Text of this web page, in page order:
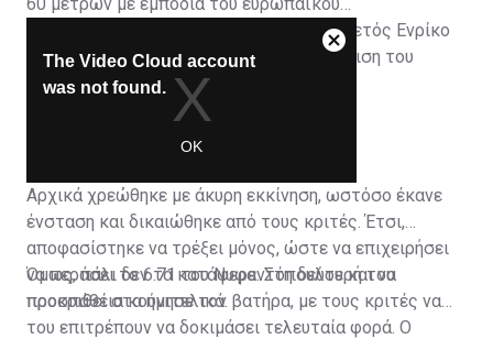
πρωταθλήματος κλειστού στίβου. Ο Ελβετός Ενρίκο
Γκούντερτ, ο οποίος απείλησε την πρόκριση του
Νυφαντόπουλου, δεν κατάφερε να έχει
χρονομετρημένο χρόνο.
Αρχικά χρεώθηκε με άκυρη εκκίνηση, ωστόσο έκανε
ένσταση και δικαιώθηκε από τους κριτές. Έτσι,
αποφασίστηκε να τρέξει μόνος, ώστε να επιχειρήσει
να περάσει το 6.71 του Νυφαντόπουλου και να
προκριθεί στα ημιτελικά.
Όμως, πάλι δεν τα κατάφερε. Στη δεύτερή του
προσπάθεια κούνησε τον βατήρα, με τους κριτές να
του επιτρέπουν να δοκιμάσει τελευταία φορά. Ο